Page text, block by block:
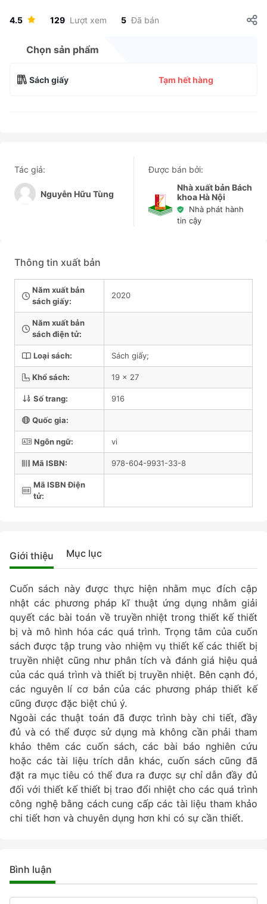
4.5 129 Lượt xem 5 Đã bán
Chọn sản phẩm
Sách giấy Tạm hết hàng
Tác giả:
Nguyễn Hữu Tùng
Được bán bởi:
Nhà xuất bản Bách
khoa Hà Nội
Nhà phát hành
tin cậy
Thông tin xuất bản
Năm xuất bản
sách giấy:
2020
Năm xuất bản
sách điện tử:
Loại sách: Sách giấy;
Khổ sách: 19 x 27
Số trang: 916
Quốc gia:
Ngôn ngữ: vi
Mã ISBN: 978-604-9931-33-8
Mã ISBN Điện
tử:
Giới thiệu Mục lục
Cuốn sách này được thực hiện nhằm mục đích cập
nhật các phương pháp kĩ thuật ứng dụng nhằm giải
quyết các bài toán về truyền nhiệt trong thiết kế thiết
bị và mô hình hóa các quá trình. Trọng tâm của cuốn
sách được tập trung vào nhiệm vụ thiết kế các thiết bị
truyền nhiệt cũng như phân tích và đánh giá hiệu quả
của các quá trình và thiết bị truyền nhiệt. Bên cạnh đó,
các nguyên lí cơ bản của các phương pháp thiết kế
cũng được đặc biệt chú ý.
Ngoài các thuật toán đã được trình bày chi tiết, đầy
đủ và có thể được sử dụng mà không cần phải tham
khảo thêm các cuốn sách, các bài báo nghiên cứu
hoặc các tài liệu trích dẫn khác, cuốn sách cũng đã
đặt ra mục tiêu có thể đưa ra được sự chỉ dẫn đầy đủ
đối với thiết kế thiết bị trao đổi nhiệt cho các quá trình
công nghệ bằng cách cung cấp các tài liệu tham khảo
chi tiết hơn và chuyên dụng hơn khi có sự cần thiết.
Bình luận